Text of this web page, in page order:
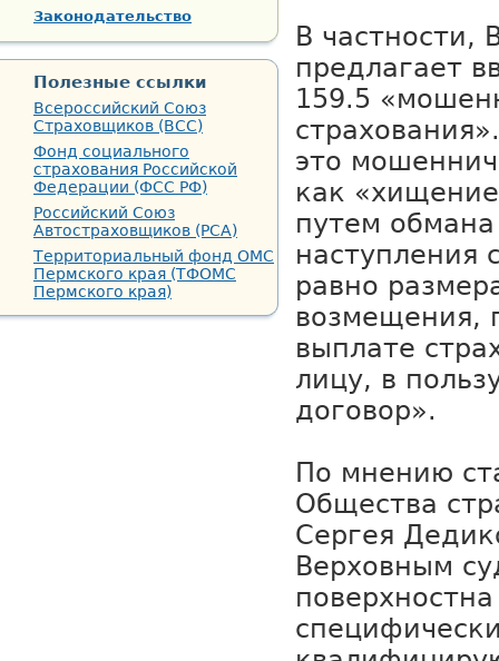
В частности,
предлагает
159.5
это
как
путем
наступления
равно
возмещения,
выплате
лицу, в
договор».
По мнению
Общества
Сергея
Верховным
Законодательство
Полезные ссылки
Всероссийский Союз
Страховщиков (ВСС)
Фонд социального
страхования Российской
Федерации (ФСС РФ)
Российский Союз
Автостраховщиков (РСА)
Территориальный фонд ОМС
Пермского края (ТФОМС
Пермского края)